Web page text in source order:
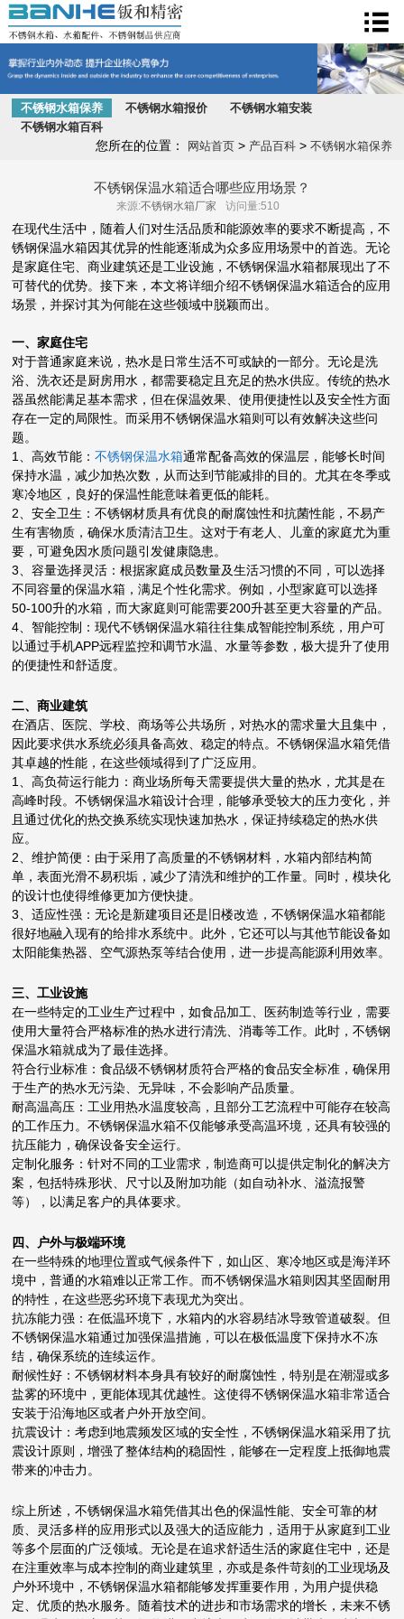
不锈钢水箱
不锈钢水箱保养 不锈钢水箱报价
不锈钢水箱安装
不锈钢水箱百科
您所在的位置： 网站首页> 产品百科> 不锈钢水箱保养
不锈钢保温水箱适合哪些应用场景？
来源:不锈钢水箱厂家 访问量:510
在现代生活中，随着人们对生活品质和能源效率的要求不断提高，不
锈钢保温水箱因其优异的性能逐渐成为众多应用场景中的首选。无论
是家庭住宅、商业建筑还是工业设施，不锈钢保温水箱都展现出了不
可替代的优势。接下来，本文将详细介绍不锈钢保温水箱适合的应用
场景，并探讨其为何能在这些领域中脱颖而出。
一、家庭住宅
对于普通家庭来说，热水是日常生活不可或缺的一部分。无论是洗
浴、洗衣还是厨房用水，都需要稳定且充足的热水供应。传统的热水
器虽然能满足基本需求，但在保温效果、使用便捷性以及安全性方面
存在一定的局限性。而采用不锈钢保温水箱则可以有效解决这些问
题。
1、高效节能：不锈钢保温水箱通常配备高效的保温层，能够长时间
保持水温，减少加热次数，从而达到节能减排的目的。尤其在冬季或
寒冷地区，良好的保温性能意味着更低的能耗。
2、安全卫生：不锈钢材质具有优良的耐腐蚀性和抗菌性能，不易产
生有害物质，确保水质清洁卫生。这对于有老人、儿童的家庭尤为重
要，可避免因水质问题引发健康隐患。
3、容量选择灵活：根据家庭成员数量及生活习惯的不同，可以选择
不同容量的保温水箱，满足个性化需求。例如，小型家庭可以选择
50-100升的水箱，而大家庭则可能需要200升甚至更大容量的产品。
4、智能控制：现代不锈钢保温水箱往往集成智能控制系统，用户可
以通过手机APP远程监控和调节水温、水量等参数，极大提升了使用
的便捷性和舒适度。
二、商业建筑
在酒店、医院、学校、商场等公共场所，对热水的需求量大且集中，
因此要求供水系统必须具备高效、稳定的特点。不锈钢保温水箱凭借
其卓越的性能，在这些领域得到了广泛应用。
1、高负荷运行能力：商业场所每天需要提供大量的热水，尤其是在
高峰时段。不锈钢保温水箱设计合理，能够承受较大的压力变化，并
且通过优化的热交换系统实现快速加热水，保证持续稳定的热水供
应。
2、维护简便：由于采用了高质量的不锈钢材料，水箱内部结构简
单，表面光滑不易积垢，减少了清洗和维护的工作量。同时，模块化
的设计也使得维修更加方便快捷。
3、适应性强：无论是新建项目还是旧楼改造，不锈钢保温水箱都能
很好地融入现有的给排水系统中。此外，它还可以与其他节能设备如
太阳能集热器、空气源热泵等结合使用，进一步提高能源利用效率。
三、工业设施
在一些特定的工业生产过程中，如食品加工、医药制造等行业，需要
使用大量符合严格标准的热水进行清洗、消毒等工作。此时，不锈钢
保温水箱就成为了最佳选择。
符合行业标准：食品级不锈钢材质符合严格的食品安全标准，确保用
于生产的热水无污染、无异味，不会影响产品质量。
耐高温高压：工业用热水温度较高，且部分工艺流程中可能存在较高
的工作压力。不锈钢保温水箱不仅能够承受高温环境，还具有较强的
抗压能力，确保设备安全运行。
定制化服务：针对不同的工业需求，制造商可以提供定制化的解决方
案，包括特殊形状、尺寸以及附加功能（如自动补水、溢流报警
等），以满足客户的具体要求。
四、户外与极端环境
在一些特殊的地理位置或气候条件下，如山区、寒冷地区或是海洋环
境中，普通的水箱难以正常工作。而不锈钢保温水箱则因其坚固耐用
的特性，在这些恶劣环境下表现尤为突出。
抗冻能力强：在低温环境下，水箱内的水容易结冰导致管道破裂。但
不锈钢保温水箱通过加强保温措施，可以在极低温度下保持水不冻
结，确保系统的连续运作。
耐候性好：不锈钢材料本身具有较好的耐腐蚀性，特别是在潮湿或多
盐雾的环境中，更能体现其优越性。这使得不锈钢保温水箱非常适合
安装于沿海地区或者户外开放空间。
抗震设计：考虑到地震频发区域的安全性，不锈钢保温水箱采用了抗
震设计原则，增强了整体结构的稳固性，能够在一定程度上抵御地震
带来的冲击力。
综上所述，不锈钢保温水箱凭借其出色的保温性能、安全可靠的材
质、灵活多样的应用形式以及强大的适应能力，适用于从家庭到工业
等多个层面的广泛领域。无论是在追求舒适生活的家庭住宅中，还是
在注重效率与成本控制的商业建筑里，亦或是条件苛刻的工业现场及
户外环境中，不锈钢保温水箱都能够发挥重要作用，为用户提供稳
定、优质的热水服务。随着技术的进步和市场需求的增长，未来不锈